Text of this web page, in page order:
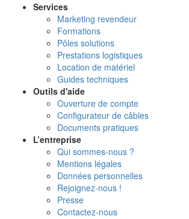
Services
Marketing revendeur
Formations
Pôles solutions
Prestations logistiques
Location de matériel
Guides techniques
Outils d'aide
Ouverture de compte
Configurateur de câbles
Documents pratiques
L’entreprise
Qui sommes-nous ?
Mentions légales
Données personnelles
Rejoignez-nous !
Presse
Contactez-nous